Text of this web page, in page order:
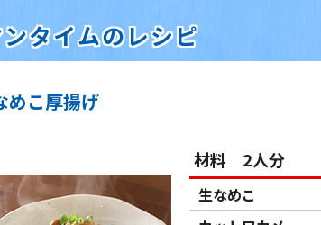
タイムのレシピ
めこ厚揚げ
材料 2人分
生なめこ